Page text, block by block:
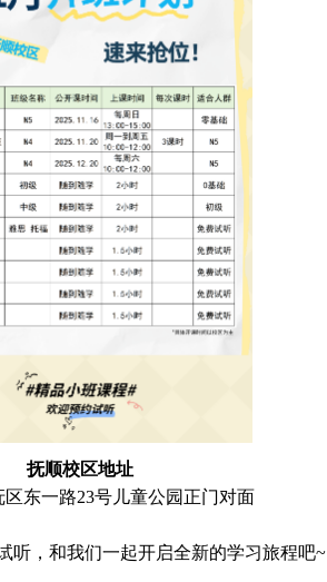
抚顺校区地址
区东一路23号儿童公园正门对面
听，和我们一起开启全新的学习旅程吧~